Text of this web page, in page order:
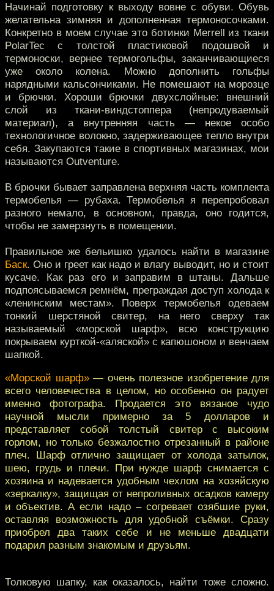
Начинай подготовку к выходу вовне с обуви. Обувь
желательна зимняя и дополненная термоносочками.
Конкретно в моем случае это ботинки Merrell из ткани
PolarTec с толстой пластиковой подошвой и
термоноски, вернее термогольфы, заканчивающиеся
уже около колена. Можно дополнить гольфы
нарядными кальсончиками. Не помешают на морозце
и брючки. Хороши брючки двухслойные: внешний
слой из ткани-виндстоппера (непродуваемый
материал), а внутренняя часть — некое особо
технологичное волокно, задерживающее тепло внутри
себя. Закупаются такие в спортивных магазинах, мои
называются Outventure.
В брючки бывает заправлена верхняя часть комплекта
термобелья — рубаха. Термобелья я перепробовал
разного немало, в основном, правда, оно годится,
чтобы не замерзнуть в помещении.
Правильное же бельишко удалось найти в магазине
Баск. Оно и греет как надо и влагу выводит, но и стоит
кусаче. Как раз его и заправим в штаны. Дальше
подпоясываемся ремнём, преграждая доступ холода к
«ленинским местам». Поверх термобелья одеваем
тонкий шерстяной свитер, на него сверху так
называемый «морской шарф», всю конструкцию
покрываем курткой-«аляской» с капюшоном и венчаем
шапкой.
«Морской шарф»— очень полезное изобретение для
всего человечества в целом, но особенно он радует
именно фотографа. Продается это вязаное чудо
научной мысли примерно за 5 долларов и
представляет собой толстый свитер с высоким
горлом, но только безжалостно отрезанный в районе
плеч. Шарф отлично защищает от холода затылок,
шею, грудь и плечи. При нужде шарф снимается с
хозяина и надевается удобным чехлом на хозяйскую
«зеркалку», защищая от непроливных осадков камеру
и объектив. А если надо – согревает озябшие руки,
оставляя возможность для удобной съёмки. Сразу
приобрел два таких себе и не меньше двадцати
подарил разным знакомым и друзьям.
Толковую шапку, как оказалось, найти тоже сложно.